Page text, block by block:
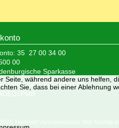
35 27 00 34 00
00
Sparkasse
1605 0000 3527 0034 00
Tierheim Verlorenwasser. Alle Rechte
während andere uns helfen,
Sie, dass bei einer Ablehnung